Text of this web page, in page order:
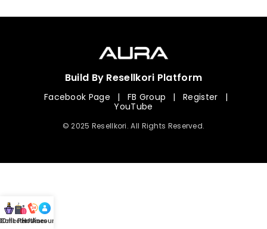
Build By Resellkori Platform
Facebook Page | FB Group | Register
|
YouTube
© 2025 Resellkori. All Rights Reserved.
mL Perfumes
Hotline
Account